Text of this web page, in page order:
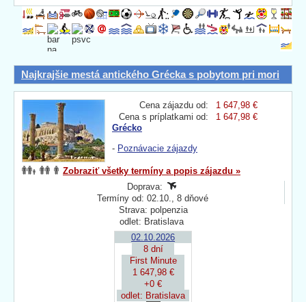
Najkrajšie mestá antického Grécka s pobytom pri mori
Cena zájazdu od:
1 647,98 €
Cena s príplatkami od:
1 647,98 €
Grécko
- Poznávacie zájazdy
Zobraziť všetky termíny a popis zájazdu »
Doprava:
Termíny od: 02.10., 8 dňové
Strava: polpenzia
odlet: Bratislava
02.10.2026
8 dní
First Minute
1 647,98 €
+0 €
odlet: Bratislava